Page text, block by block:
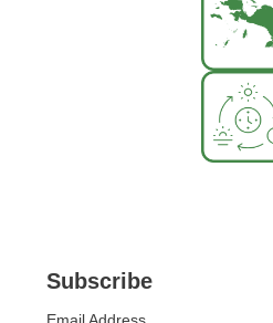
Subscribe